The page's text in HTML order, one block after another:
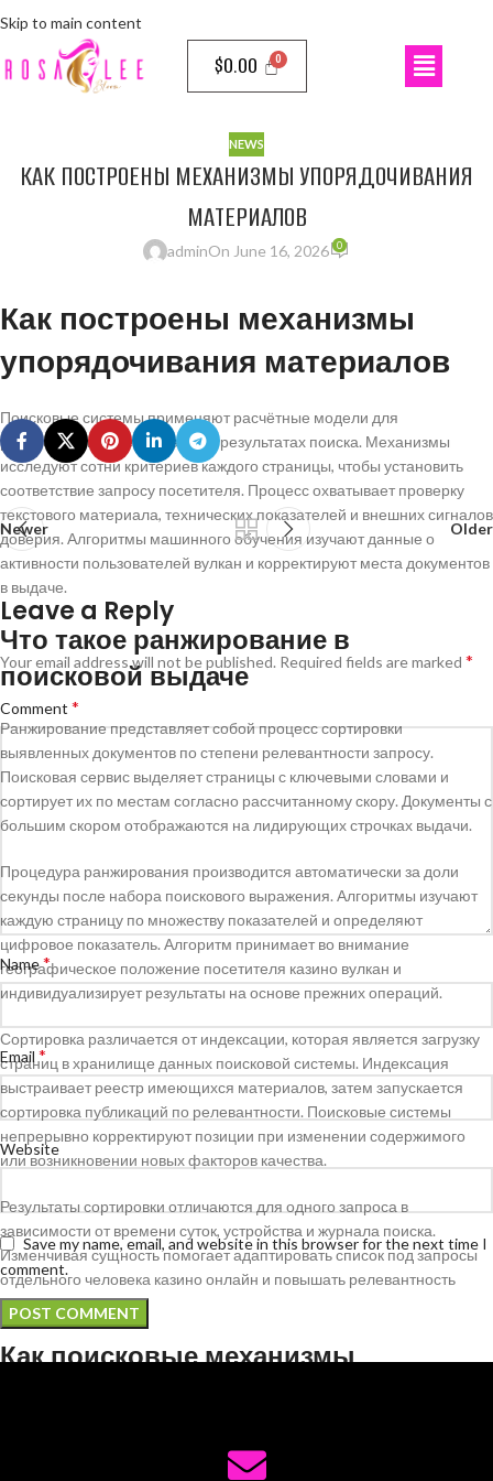
Skip to main content
$0.00
NEWS
КАК ПОСТРОЕНЫ МЕХАНИЗМЫ УПОРЯДОЧИВАНИЯ
МАТЕРИАЛОВ
adminOn June 16, 2026 0
Как построены механизмы
упорядочивания материалов
Поисковые системы применяют расчётные модели для
распределения веб-страниц в результатах поиска. Механизмы
исследуют сотни критериев каждого страницы, чтобы установить
соответствие запросу посетителя. Процесс охватывает проверку
текстового материала, технических показателей и внешних сигналов
доверия. Алгоритмы машинного обучения изучают данные о
активности пользователей вулкан и корректируют места документов
в выдаче.
Что такое ранжирование в
поисковой выдаче
Ранжирование представляет собой процесс сортировки
выявленных документов по степени релевантности запросу.
Поисковая сервис выделяет страницы с ключевыми словами и
сортирует их по местам согласно рассчитанному скору. Документы с
большим скором отображаются на лидирующих строчках выдачи.
Процедура ранжирования производится автоматически за доли
секунды после набора поискового выражения. Алгоритмы изучают
каждую страницу по множеству показателей и определяют
цифровое показатель. Алгоритм принимает во внимание
географическое положение посетителя казино вулкан и
индивидуализирует результаты на основе прежних операций.
Сортировка различается от индексации, которая является загрузку
страниц в хранилище данных поисковой системы. Индексация
выстраивает реестр имеющихся материалов, затем запускается
сортировка публикаций по релевантности. Поисковые системы
непрерывно корректируют позиции при изменении содержимого
или возникновении новых факторов качества.
Результаты сортировки отличаются для одного запроса в
зависимости от времени суток, устройства и журнала поиска.
Изменчивая сущность помогает адаптировать список под запросы
отдельного человека казино онлайн и повышать релевантность
данных.
Как поисковые механизмы
контента страницы. Механизмы определяют значимые выражения в
Newer Older
Leave a Reply
Your email address will not be published. Required fields are marked *
Comment *
Name*
Email *
Website
Save my name, email, and website in this browser for the next time I
comment.